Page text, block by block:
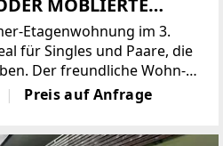
MÖBLIERTE
Etagenwohnung im 3.
für Singles und Paare, die
Der freundliche Wohn-
eine breite
Balkon mit
Preis auf Anfrage